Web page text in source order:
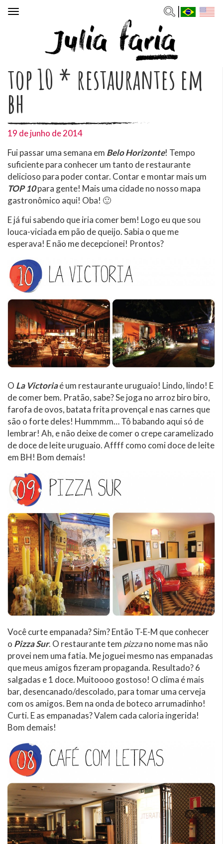
Toggle
top 10 * restaurantes em
bh
19 de junho de 2014
Fui passar uma semana em Belo Horizonte! Tempo
suficiente para conhecer um tanto de restaurante
delicioso para poder contar. Contar e montar mais um
TOP 10para gente! Mais uma cidade no nosso mapa
gastronômico aqui! Oba! 🙂
E já fui sabendo que iria comer bem! Logo eu que sou
louca-viciada em pão de queijo. Sabia o que me
esperava! E não me decepcionei! Prontos?
O La Victoriaé um restaurante uruguaio! Lindo, lindo! E
de comer bem. Pratão, sabe? Se joga no arroz biro biro,
farofa de ovos, batata frita provençal e nas carnes que
são o forte deles! Hummmm… Tô babando aqui só de
lembrar! Ah, e não deixe de comer o crepe caramelizado
de doce de leite uruguaio. Affff como comi doce de leite
em BH! Bom demais!
Você curte empanada? Sim? Então T-E-M que conhecer
o Pizza Sur. O restaurante tem pizzano nome mas não
provei nem uma fatia. Me joguei mesmo nas empanadas
que meus amigos fizeram propaganda. Resultado? 6
salgadas e 1 doce. Muitoooo gostoso! O clima é mais
bar, desencanado/descolado, para tomar uma cerveja
com os amigos. Bem na onda de boteco arrumadinho!
Curti. E as empanadas? Valem cada caloria ingerida!
Bom demais!